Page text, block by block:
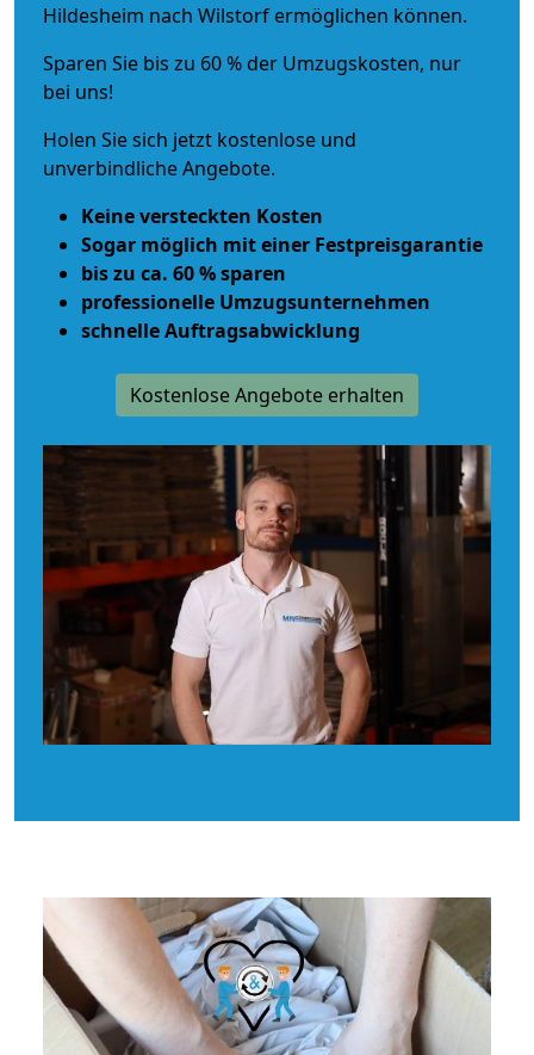
Hildesheim nach Wilstorf ermöglichen können.
Sparen Sie bis zu 60 % der Umzugskosten, nur
bei uns!
Holen Sie sich jetzt kostenlose und
unverbindliche Angebote.
Keine versteckten Kosten
Sogar möglich mit einer Festpreisgarantie
bis zu ca. 60 % sparen
professionelle Umzugsunternehmen
schnelle Auftragsabwicklung
Kostenlose Angebote erhalten